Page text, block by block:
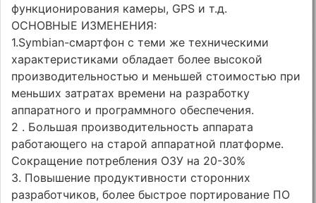
функционирования камеры, GPS и т.д.
ОСНОВНЫЕ ИЗМЕНЕНИЯ:
1.Symbian-смартфон с теми же техническими
характеристиками обладает более высокой
производительностью и меньшей стоимостью при
меньших затратах времени на разработку
аппаратного и программного обеспечения.
2 . Большая производительность аппарата
работающего на старой аппаратной платформе.
Сокращение потребления ОЗУ на 20-30%
3. Повышение продуктивности сторонних
разработчиков, более быстрое портирование ПО